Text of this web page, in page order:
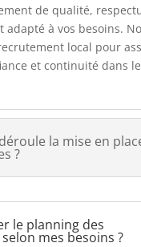
de qualité,
à vos besoins.
local pour
et continuité dans
la mise en
?
le planning des
mes besoins ?